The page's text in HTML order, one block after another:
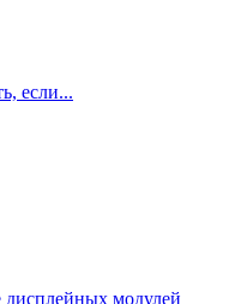
если...
модулей